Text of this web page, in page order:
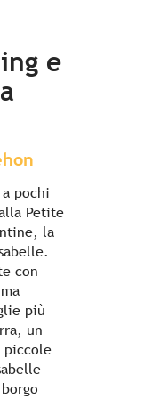
e
pochi
Petite
la
con
più
un
piccole